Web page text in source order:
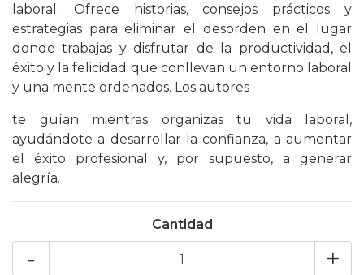
laboral. Ofrece historias, consejos prácticos y
estrategias para eliminar el desorden en el lugar
donde trabajas y disfrutar de la productividad, el
éxito y la felicidad que conllevan un entorno laboral
y una mente ordenados. Los autores
te guían mientras organizas tu vida laboral,
ayudándote a desarrollar la confianza, a aumentar
el éxito profesional y, por supuesto, a generar
alegría.
Cantidad
- +